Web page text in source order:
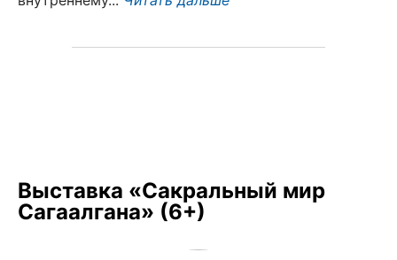
Выставка «Сакральный мир
Сагаалгана» (6+)